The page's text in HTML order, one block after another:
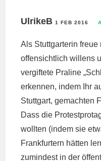
UlrikeB1 FEB 2016
Als Stuttgarterin freue
offensichtlich willens
vergiftete Praline
erkennen, indem Ihr
Stuttgart, gemachten
Dass die
wollten (indem sie
Frankfurtern hätten
zumindest in der